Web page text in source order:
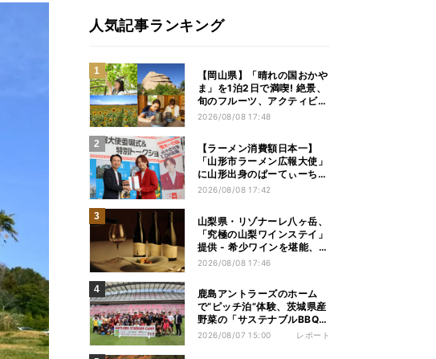
人気記事ランキング
【岡山県】「晴れの国おかや
ま」を1泊2日で満喫! 絶景、
旬のフルーツ、アクティビテ
ィを楽しむモデルコースを紹
2026/08/08 17:48
【ラーメン消費額日本一】
「山形市ラーメン広報大使」
に山形出身のぱーてぃーちゃ
ん・すがちゃん最高No.1が就
2026/08/08 17:42
山梨県・リゾナーレ八ヶ岳、
「究極の山梨ワインステイ」
提供 - 希少ワインを堪能、テ
イスティングセミナーやスペ
2026/08/08 17:46
鹿島アントラーズのホーム
で“ピッチ泊”体験、茨城県産
野菜の「サステナブルBBQ」
も楽しむ特別キャンプ
2026/08/07 15:00 レポート